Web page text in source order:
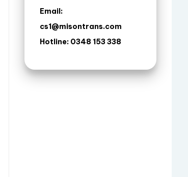
Email:
cs1@misontrans.com
Hotline: 0348 153 338